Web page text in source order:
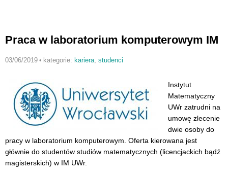
Praca w laboratorium komputerowym IM
03/06/2019 • kategorie: kariera studenci
Instytut
Matematyczny
UWr zatrudni na
umowę zlecenie
dwie osoby do
pracy w laboratorium komputerowym. Oferta kierowana jest
głównie do studentów studiów matematycznych (licencjackich bądź
magisterskich) w IM UWr.